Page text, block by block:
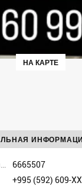
НА КАРТЕ
6665507
+995 (592) 609-